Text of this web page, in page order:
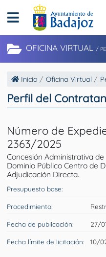
OFICINA VIRTUAL /
Inicio Oficina Virtual
Perfil del
Número de
2363/2025
Concesión Administrativa
Dominio Público Centro de
Adjudicación Directa.
Presupuesto base:
Procedimiento:
Fecha de publicación: 27/
Fecha límite de licitación: 10/